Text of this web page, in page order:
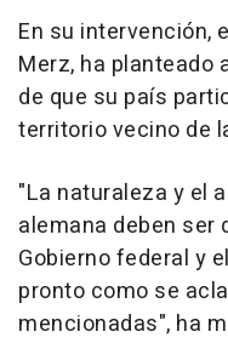
En su intervención,
Merz, ha planteado
de que su país
territorio vecino de
"La naturaleza y el
alemana deben ser
Gobierno federal y
pronto como se
mencionadas", ha